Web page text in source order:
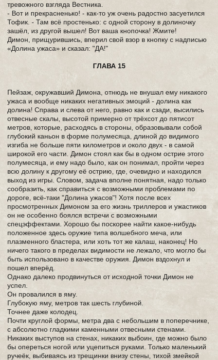
тревожного взгляда Вестника.
- Вот и прекрасненько! - как-то уж очень радостно засуетился
Тофик. - Там всё простенько: с одной сторону в долиночку
зашёл, из другой вышел! Вот ваша кнопочка! Жмите!
Димон, прищурившись, вперил свой взор в кнопку с надписью
«Долина ужаса» и сказал: "ДА!"
ГЛАВА 15
Пейзаж, окружавший Димона, отнюдь не внушал ему никакого
ужаса и вообще никаких негативных эмоций - долина как
долина! Справа и слева от него, равно как и сзади, высились
отвесные скалы, высотой примерно от трёхсот до пятисот
метров, которые, расходясь в стороны, образовывали собой
глубокий каньон в форме полумесяца, длиной до видимого
изгиба не больше пяти километров и около двух - в самой
широкой его части. Димон стоял как бы в одном острие этого
полумесяца, и ему надо было, как он понимал, пройти через
всю долину к другому её острию, где, очевидно и находился
выход из игры. Словом, задача вполне понятная, надо только
сообразить, как справиться с возможными проблемами по
дороге, всё-таки "Долина ужасов"! Хотя после всех
просмотренных Димоном за его жизнь триллеров и ужастиков
он не особенно боялся встречи с возможными
спецэффектами. Хорошо бы поскорее найти какое-нибудь
положенное здесь оружие типа волшебного меча, или
плазменного бластера, или хоть тот же калаш, наконец! Но
ничего такого в пределах видимости не лежало, что могло бы
быть использовано в качестве оружия. Димон вздохнул и
пошел вперёд.
Однако далеко продвинуться от исходной точки Димон не
успел.
Он провалился в яму.
Глубокую яму, метров так шесть глубиной.
Точнее даже колодец.
Почти круглой формы, метра два с небольшим в поперечнике,
с абсолютно гладкими каменными отвесными стенами.
Никаких выступов на стенах, никаких выбоин, где можно было
бы опереться ногой или уцепиться руками. Только маленький
ручеёк, выбиваясь из трещинки внизу стены, тихой змейкой